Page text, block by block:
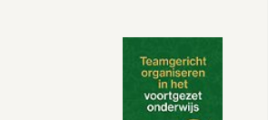
The day after
tomorrow